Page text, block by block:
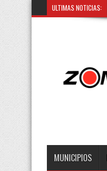
ULTIMAS NOTICIAS:
MUNICIPIOS